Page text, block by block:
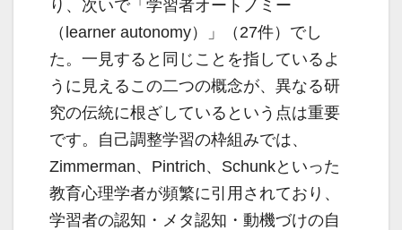
り、次いで「学習者オートノミー
（learner autonomy）」（27件）でし
た。一見すると同じことを指しているよ
うに見えるこの二つの概念が、異なる研
究の伝統に根ざしているという点は重要
です。自己調整学習の枠組みでは、
Zimmerman、Pintrich、Schunkといった
教育心理学者が頻繁に引用されており、
学習者の認知・メタ認知・動機づけの自